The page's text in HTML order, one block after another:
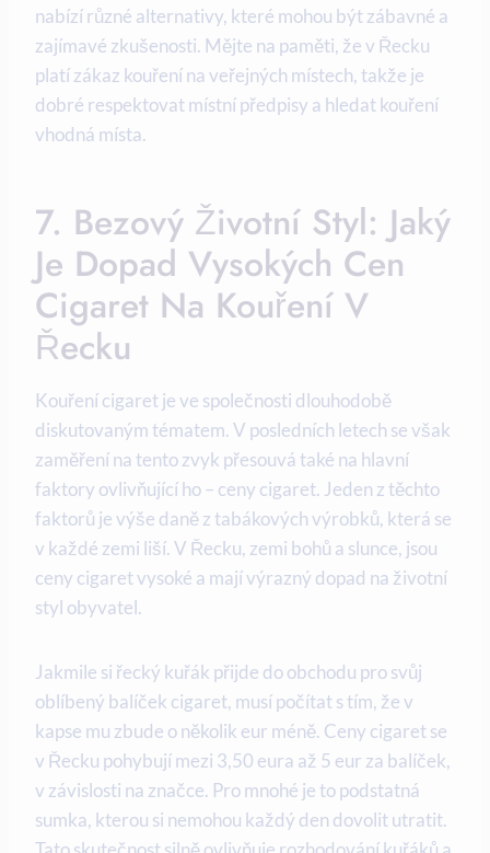
nabízí různé alternativy, které mohou být zábavné a
zajímavé zkušenosti. Mějte na paměti, že v Řecku
platí zákaz kouření na veřejných místech, takže je
dobré respektovat místní předpisy a hledat kouření
vhodná místa.
7. Bezový Životní Styl: Jaký
Je Dopad Vysokých Cen
Cigaret Na Kouření V
Řecku
Kouření cigaret je ve společnosti dlouhodobě
diskutovaným tématem. V posledních letech se však
zaměření na tento zvyk přesouvá také na hlavní
faktory ovlivňující ho – ceny cigaret. Jeden z těchto
faktorů je výše daně z tabákových výrobků, která se
v každé zemi liší. V Řecku, zemi bohů a slunce, jsou
ceny cigaret vysoké a mají výrazný dopad na životní
styl obyvatel.
Jakmile si řecký kuřák přijde do obchodu pro svůj
oblíbený balíček cigaret, musí počítat s tím, že v
kapse mu zbude o několik eur méně. Ceny cigaret se
v Řecku pohybují mezi 3,50 eura až 5 eur za balíček,
v závislosti na značce. Pro mnohé je to podstatná
sumka, kterou si nemohou každý den dovolit utratit.